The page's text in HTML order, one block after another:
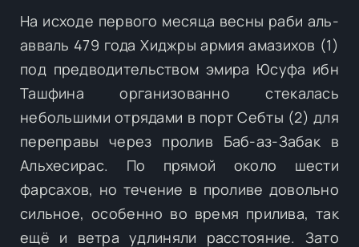
На исходе первого месяца весны раби аль-
авваль 479 года Хиджры армия амазихов (1)
под предводительством эмира Юсуфа ибн
Ташфина организованно стекалась
небольшими отрядами в порт Себты (2) для
переправы через пролив Баб-аз-Забак в
Альхесирас. По прямой около шести
фарсахов, но течение в проливе довольно
сильное, особенно во время прилива, так
ещё и ветра удлиняли расстояние. Зато